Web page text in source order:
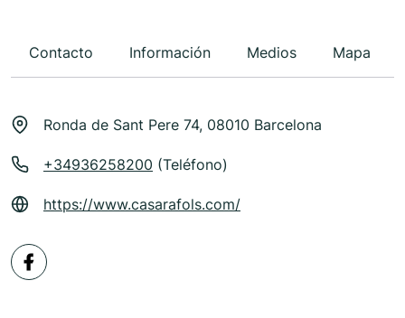
Contacto Información Medios Mapa
Ronda de Sant Pere 74, 08010 Barcelona
+34936258200 (Teléfono)
https://www.casarafols.com/